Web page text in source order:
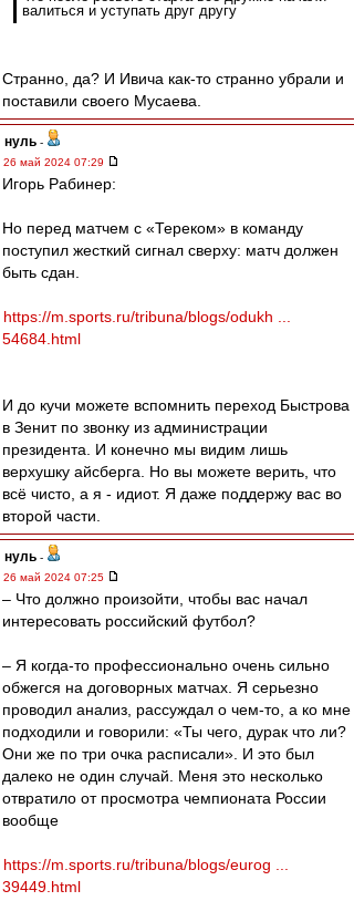
валиться и уступать друг другу
Странно, да? И Ивича как-то странно убрали и
поставили своего Мусаева.
нуль -
26 май 2024 07:29
Игорь Рабинер:
Но перед матчем с «Тереком» в команду
поступил жесткий сигнал сверху: матч должен
быть сдан.
https://m.sports.ru/tribuna/blogs/odukh ...
54684.html
И до кучи можете вспомнить переход Быстрова
в Зенит по звонку из администрации
президента. И конечно мы видим лишь
верхушку айсберга. Но вы можете верить, что
всё чисто, а я - идиот. Я даже поддержу вас во
второй части.
нуль -
26 май 2024 07:25
– Что должно произойти, чтобы вас начал
интересовать российский футбол?
– Я когда-то профессионально очень сильно
обжегся на договорных матчах. Я серьезно
проводил анализ, рассуждал о чем-то, а ко мне
подходили и говорили: «Ты чего, дурак что ли?
Они же по три очка расписали». И это был
далеко не один случай. Меня это несколько
отвратило от просмотра чемпионата России
вообще
https://m.sports.ru/tribuna/blogs/eurog ...
39449.html